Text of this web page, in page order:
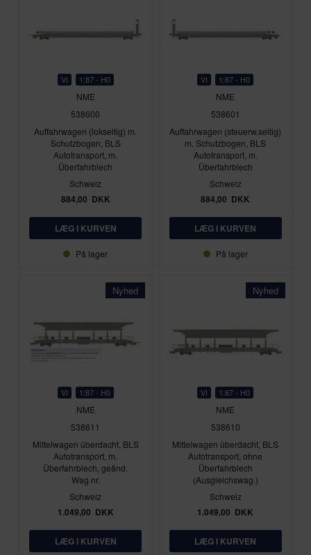
VI 1:87 - H0
NME
538600
Auffahrwagen (lokseitig) m.
Schutzbogen, BLS
Autotransport, m.
Überfahrblech
Schweiz
884,00 DKK
På lager
VI 1:87 - H0
NME
538601
Auffahrwagen (steuerw.seitig)
m. Schutzbogen, BLS
Autotransport, m.
Überfahrblech
Schweiz
884,00 DKK
På lager
Nyhed
VI 1:87 - H0
NME
538611
Mittelwagen überdacht, BLS
Autotransport, m.
Überfahrblech, geänd.
Wag.nr.
Schweiz
1.049,00 DKK
Nyhed
VI 1:87 - H0
NME
538610
Mittelwagen überdacht, BLS
Autotransport, ohne
Überfahrblech
(Ausgleichswag.)
Schweiz
1.049,00 DKK